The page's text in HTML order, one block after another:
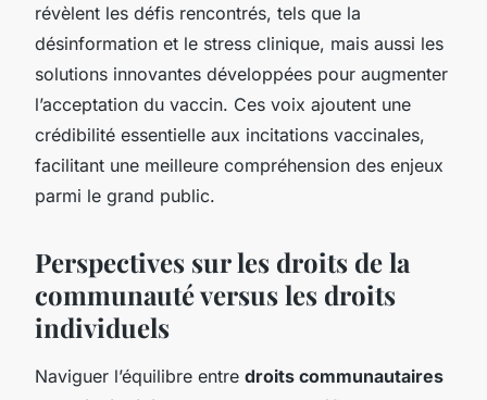
révèlent les défis rencontrés, tels que la
désinformation et le stress clinique, mais aussi les
solutions innovantes développées pour augmenter
l’acceptation du vaccin. Ces voix ajoutent une
crédibilité essentielle aux incitations vaccinales,
facilitant une meilleure compréhension des enjeux
parmi le grand public.
Perspectives sur les droits de la
communauté versus les droits
individuels
Naviguer l’équilibre entre droits communautaires